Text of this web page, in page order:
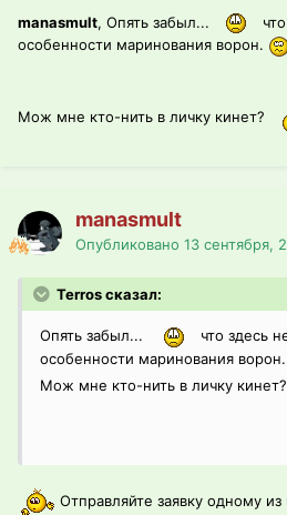
manasmult, Опять забыл...
особенности маринования ворон.
Мож мне кто-нить в личку кинет?
manasmult
Опубликовано 13 сентября,
Terros сказал:
Опять забыл...
что здесь
особенности маринования ворон.
Мож мне кто-нить в личку кинет?
Отправляйте заявку одному